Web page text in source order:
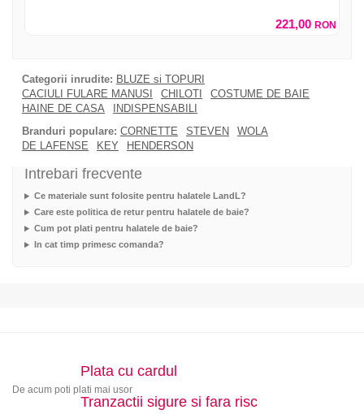
221,00 RON
Categorii inrudite: BLUZE si TOPURI
CACIULI FULARE MANUSI
CHILOTI
COSTUME DE BAIE
HAINE DE CASA
INDISPENSABILI
Branduri populare: CORNETTE STEVEN
WOLA
DE LAFENSE
KEY HENDERSON
Intrebari frecvente
Ce materiale sunt folosite pentru halatele LandL?
Care este politica de retur pentru halatele de baie?
Cum pot plati pentru halatele de baie?
In cat timp primesc comanda?
Plata cu cardul
De acum poti plati mai usor
Tranzactii sigure si fara risc